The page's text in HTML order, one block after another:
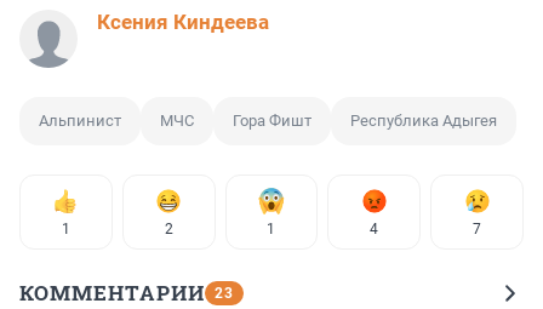
Ксения Киндеева
Альпинист МЧС Гора Фишт Республика Адыгея
1 2 1 4 7
КОММЕНТАРИИ 23